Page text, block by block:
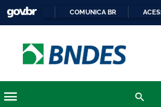
COMUNICA BR